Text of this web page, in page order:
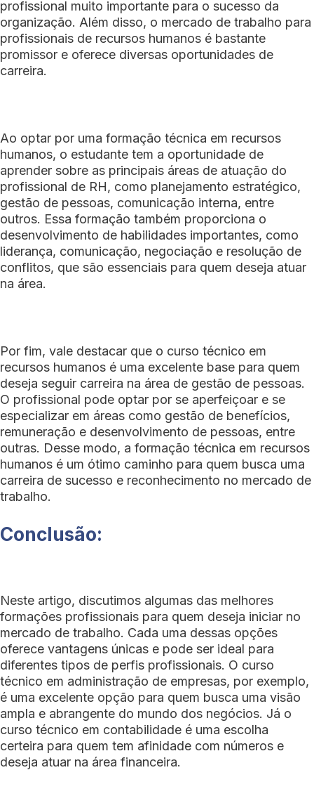
profissional muito importante para o sucesso da
organização. Além disso, o mercado de trabalho para
profissionais de recursos humanos é bastante
promissor e oferece diversas oportunidades de
carreira.
Ao optar por uma formação técnica em recursos
humanos, o estudante tem a oportunidade de
aprender sobre as principais áreas de atuação do
profissional de RH, como planejamento estratégico,
gestão de pessoas, comunicação interna, entre
outros. Essa formação também proporciona o
desenvolvimento de habilidades importantes, como
liderança, comunicação, negociação e resolução de
conflitos, que são essenciais para quem deseja atuar
na área.
Por fim, vale destacar que o curso técnico em
recursos humanos é uma excelente base para quem
deseja seguir carreira na área de gestão de pessoas.
O profissional pode optar por se aperfeiçoar e se
especializar em áreas como gestão de benefícios,
remuneração e desenvolvimento de pessoas, entre
outras. Desse modo, a formação técnica em recursos
humanos é um ótimo caminho para quem busca uma
carreira de sucesso e reconhecimento no mercado de
trabalho.
Conclusão:
Neste artigo, discutimos algumas das melhores
formações profissionais para quem deseja iniciar no
mercado de trabalho. Cada uma dessas opções
oferece vantagens únicas e pode ser ideal para
diferentes tipos de perfis profissionais. O curso
técnico em administração de empresas, por exemplo,
é uma excelente opção para quem busca uma visão
ampla e abrangente do mundo dos negócios. Já o
curso técnico em contabilidade é uma escolha
certeira para quem tem afinidade com números e
deseja atuar na área financeira.